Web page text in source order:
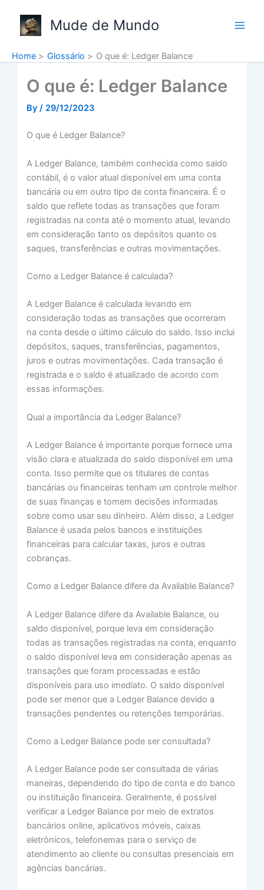
content
Mude de Mundo
Home Glossário O que é: Ledger Balance
O que é: Ledger Balance
By / 29/12/2023
O que é Ledger Balance?
A Ledger Balance, também conhecida como saldo
contábil, é o valor atual disponível em uma conta
bancária ou em outro tipo de conta financeira. É o
saldo que reflete todas as transações que foram
registradas na conta até o momento atual, levando
em consideração tanto os depósitos quanto os
saques, transferências e outras movimentações.
Como a Ledger Balance é calculada?
A Ledger Balance é calculada levando em
consideração todas as transações que ocorreram
na conta desde o último cálculo do saldo. Isso inclui
depósitos, saques, transferências, pagamentos,
juros e outras movimentações. Cada transação é
registrada e o saldo é atualizado de acordo com
essas informações.
Qual a importância da Ledger Balance?
A Ledger Balance é importante porque fornece uma
visão clara e atualizada do saldo disponível em uma
conta. Isso permite que os titulares de contas
bancárias ou financeiras tenham um controle melhor
de suas finanças e tomem decisões informadas
sobre como usar seu dinheiro. Além disso, a Ledger
Balance é usada pelos bancos e instituições
financeiras para calcular taxas, juros e outras
cobranças.
Como a Ledger Balance difere da Available Balance?
A Ledger Balance difere da Available Balance, ou
saldo disponível, porque leva em consideração
todas as transações registradas na conta, enquanto
o saldo disponível leva em consideração apenas as
transações que foram processadas e estão
disponíveis para uso imediato. O saldo disponível
pode ser menor que a Ledger Balance devido a
transações pendentes ou retenções temporárias.
Como a Ledger Balance pode ser consultada?
A Ledger Balance pode ser consultada de várias
maneiras, dependendo do tipo de conta e do banco
ou instituição financeira. Geralmente, é possível
verificar a Ledger Balance por meio de extratos
bancários online, aplicativos móveis, caixas
eletrônicos, telefonemas para o serviço de
atendimento ao cliente ou consultas presenciais em
agências bancárias.